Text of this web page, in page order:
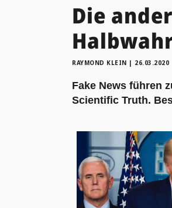
Die
RAYMOND KLEIN | 26.03.2020
Fake News führen
Scientific Truth.